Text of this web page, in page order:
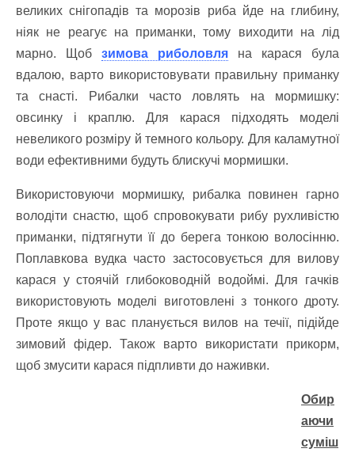
великих снігопадів та морозів риба йде на глибину,
ніяк не реагує на приманки, тому виходити на лід
марно. Щоб зимова риболовля на карася була
вдалою, варто використовувати правильну приманку
та снасті. Рибалки часто ловлять на мормишку:
овсинку і краплю. Для карася підходять моделі
невеликого розміру й темного кольору. Для каламутної
води ефективними будуть блискучі мормишки.
Використовуючи мормишку, рибалка повинен гарно
володіти снастю, щоб спровокувати рибу рухливістю
приманки, підтягнути її до берега тонкою волосінню.
Поплавкова вудка часто застосовується для вилову
карася у стоячій глибоководній водоймі. Для гачків
використовують моделі виготовлені з тонкого дроту.
Проте якщо у вас планується вилов на течії, підійде
зимовий фідер. Також варто використати прикорм,
щоб змусити карася підпливти до наживки.
Обир
аючи
суміш